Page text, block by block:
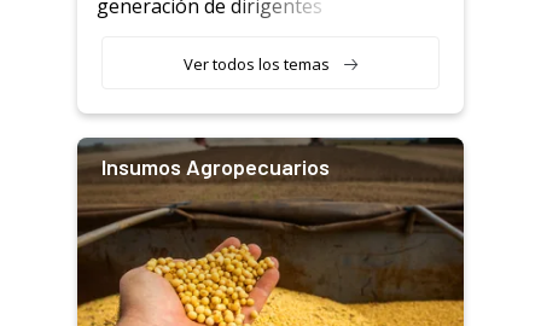
generación de dirigentes
Ver todos los temas
Insumos Agropecuarios